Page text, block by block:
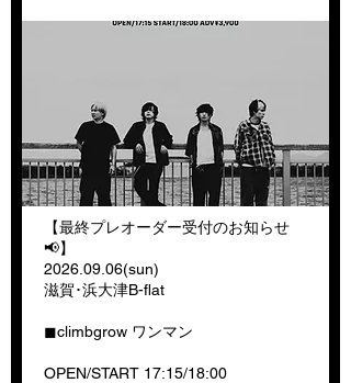
【最終プレオーダー受付のお知らせ
📢】
2026.09.06(sun)
滋賀･浜大津B-flat
◼︎climbgrow ワンマン
OPEN/START 17:15/18:00